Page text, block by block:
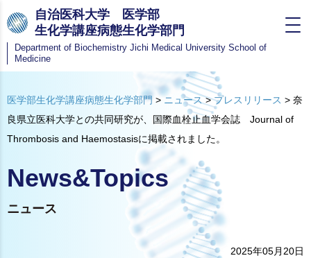
自治医科大学 医学部
生化学講座病態生化学部門
Department of Biochemistry Jichi Medical University School of
Medicine
医学部生化学講座病態生化学部門> ニュース>プレスリリース > 奈
良県立医科大学との共同研究が、国際血栓止血学会誌 Journal of
Thrombosis and Haemostasisに掲載されました。
News&Topics
ニュース
2025年05月20日